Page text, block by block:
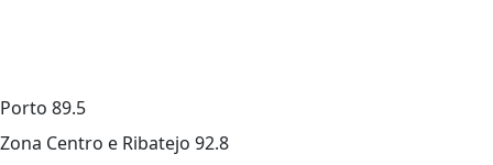
Porto 89.5
Zona Centro e Ribatejo 92.8